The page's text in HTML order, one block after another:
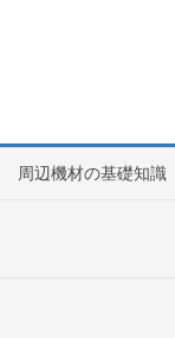
周辺機材の基礎知識